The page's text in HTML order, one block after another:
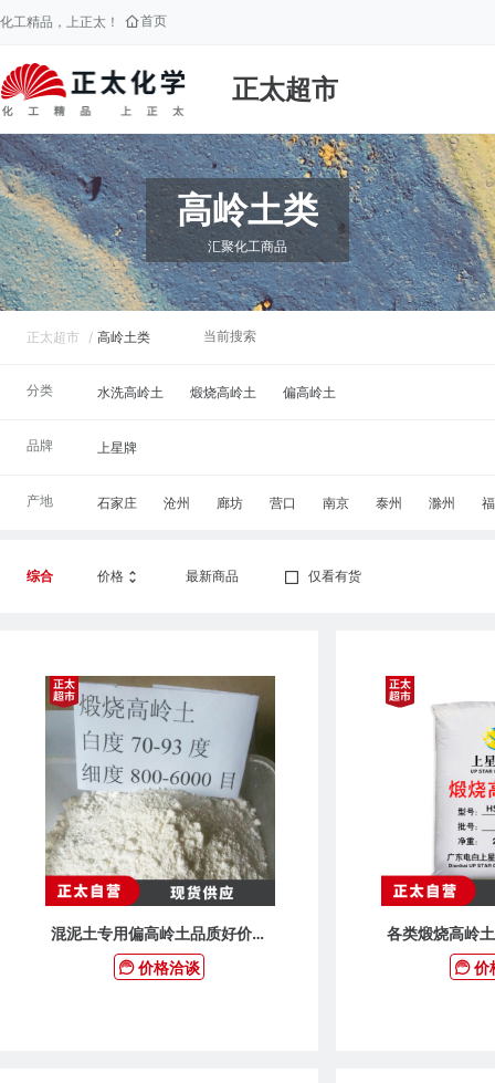
化工精品，上正太！ 首页
正太超市
高岭土类
汇聚化工商品
正太超市 / 高岭土类 当前搜索
分类 水洗高岭土 煅烧高岭土 偏高岭土
品牌 上星牌
产地 石家庄 沧州 廊坊 营口 南京 泰州 滁州
综合 价格 最新商品 仅看有货
混泥土专用偏高岭土品质好价格
实惠 粘土陶土红土
价格洽谈
各类煅烧高岭
价